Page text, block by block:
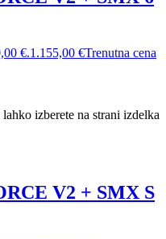
€.1.155,00 €Trenutna cena
izberete na strani izdelka
V2 + SMX S